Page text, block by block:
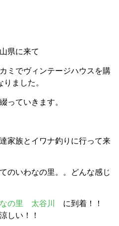
県に来て
ミでヴィンテージハウスを購
ました。
っていきます。
家族とイワナ釣りに行って来
のいわなの里。。どんな感じ
の里 太谷川
に到着！！
しい！！